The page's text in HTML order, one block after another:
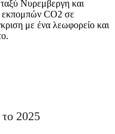
Νυρεμβεργη και
εκπομπών CO2 σε
με ένα λεωφορείο και
2025